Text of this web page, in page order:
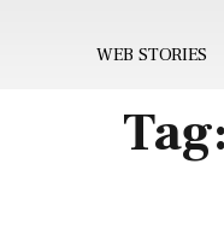
WEB STORIES